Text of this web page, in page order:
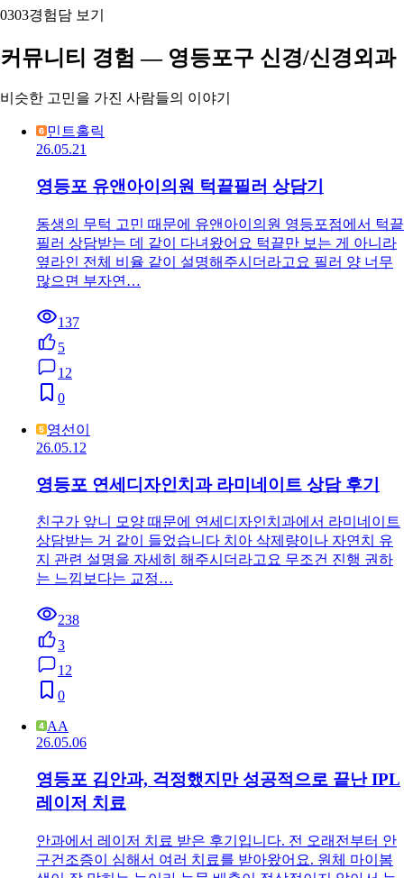
0303경험담 보기
커뮤니티 경험 — 영등포구 신경/신경외과
비슷한 고민을 가진 사람들의 이야기
민트홀릭
26.05.21
영등포 유앤아이의원 턱끝필러 상담기
동생의 무턱 고민 때문에 유앤아이의원 영등포점에서 턱끝
필러 상담받는 데 같이 다녀왔어요 턱끝만 보는 게 아니라
옆라인 전체 비율 같이 설명해주시더라고요 필러 양 너무
많으면 부자연…
137
5
12
0
영선이
26.05.12
영등포 연세디자인치과 라미네이트 상담 후기
친구가 앞니 모양 때문에 연세디자인치과에서 라미네이트
상담받는 거 같이 들었습니다 치아 삭제량이나 자연치 유
지 관련 설명을 자세히 해주시더라고요 무조건 진행 권하
는 느낌보다는 교정…
238
3
12
0
AA
26.05.06
영등포 김안과, 걱정했지만 성공적으로 끝난 IPL
레이저 치료
안과에서 레이저 치료 받은 후기입니다. 전 오래전부터 안
구건조증이 심해서 여러 치료를 받아왔어요. 원체 마이봄